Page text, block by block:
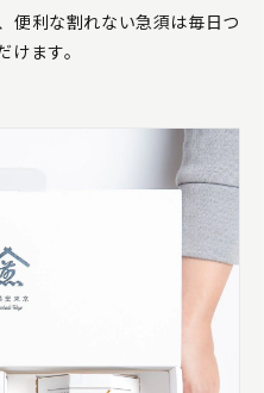
便利な割れない急須は毎日つ
ます。